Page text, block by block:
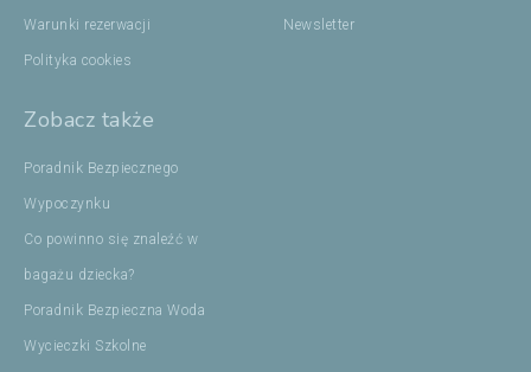
Warunki rezerwacji
Polityka cookies
Newsletter
Zobacz także
Poradnik Bezpiecznego
Wypoczynku
Co powinno się znaleźć w
bagażu dziecka?
Poradnik Bezpieczna Woda
Wycieczki Szkolne